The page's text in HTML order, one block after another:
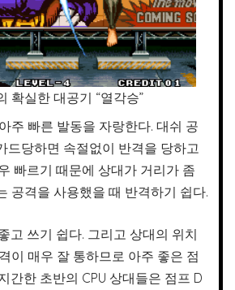
확실한 대공기 “열각승”
주 빠른 발동을 자랑한다. 대쉬 공
드당하면 속절없이 반격을 당하고
빠르기 때문에 상대가 거리가 좀
공격을 사용했을 때 반격하기 쉽다.
고 쓰기 쉽다. 그리고 상대의 위치
이 매우 잘 통하므로 아주 좋은 점
간한 초반의 CPU 상대들은 점프 D